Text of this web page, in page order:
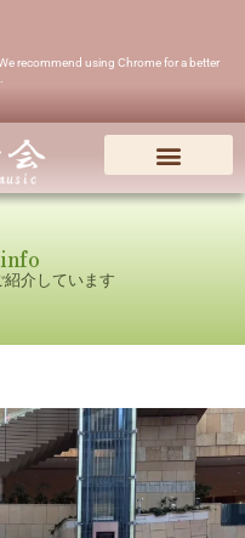
recommend using Chrome for a better
介しています